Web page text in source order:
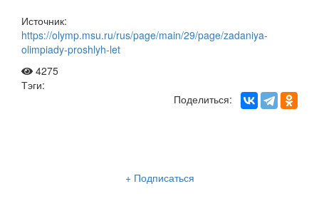
Источник:
https://olymp.msu.ru/rus/page/main/29/page/zadaniya-
olimpiady-proshlyh-let
4275
Тэги:
Поделиться:
+ Подписаться